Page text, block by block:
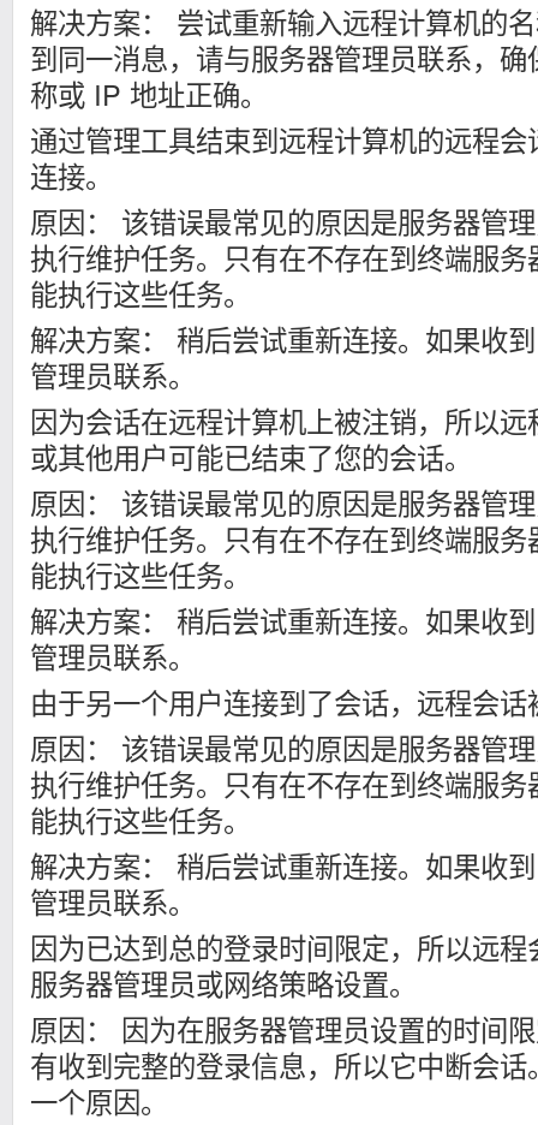
解决方案： 尝试重新输入远程计算机的
到同一消息，请与服务器管理员联系，
称或 IP 地址正确。
通过管理工具结束到远程计算机的远程
连接。
原因： 该错误最常见的原因是服务器管
执行维护任务。只有在不存在到终端服
能执行这些任务。
解决方案： 稍后尝试重新连接。如果收
管理员联系。
因为会话在远程计算机上被注销，所以
或其他用户可能已结束了您的会话。
原因： 该错误最常见的原因是服务器管
执行维护任务。只有在不存在到终端服
能执行这些任务。
解决方案： 稍后尝试重新连接。如果收
管理员联系。
由于另一个用户连接到了会话，远程会话
原因： 该错误最常见的原因是服务器管
执行维护任务。只有在不存在到终端服
能执行这些任务。
解决方案： 稍后尝试重新连接。如果收
管理员联系。
因为已达到总的登录时间限定，所以远
服务器管理员或网络策略设置。
原因： 因为在服务器管理员设置的时间
有收到完整的登录信息，所以它中断会
一个原因。